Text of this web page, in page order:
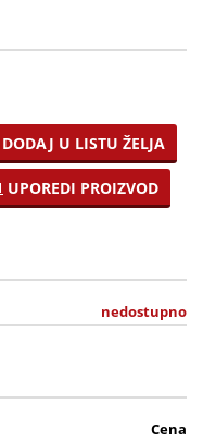
U LISTU ŽELJA
UPOREDI PROIZVOD
nedostupno
Cena